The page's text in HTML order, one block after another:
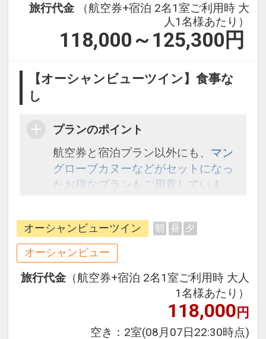
旅行代金
（航空券+宿泊 2名1室ご利用時 大
人1名様あたり）
118,000～125,300 円
【オーシャンビューツイン】食事な
し
プランのポイント
航空券と宿泊プラン以外にも、 マン
グローブカヌーなどがセットになっ
たお得なプランもご用意していま
オーシャンビューツイン 朝 昼 夕
オーシャンビュー
旅行代金 （航空券+宿泊 2名1室ご利用時 大人
1名様あたり）
118,000円
空き： 2室(08月07日22:30時点)